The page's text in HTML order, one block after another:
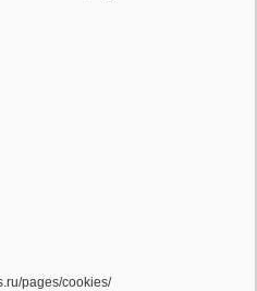
pages/cookies/